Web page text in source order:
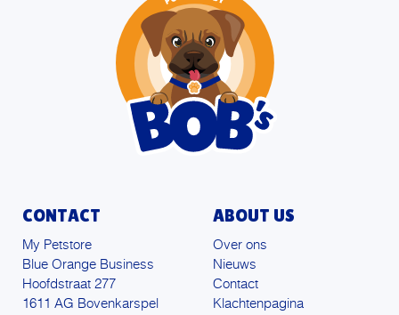
CONTACT
My Petstore
Blue Orange Business
Hoofdstraat 277
1611 AG Bovenkarspel
ABOUT US
Over ons
Nieuws
Contact
Klachtenpagina